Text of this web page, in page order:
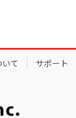
て サポート